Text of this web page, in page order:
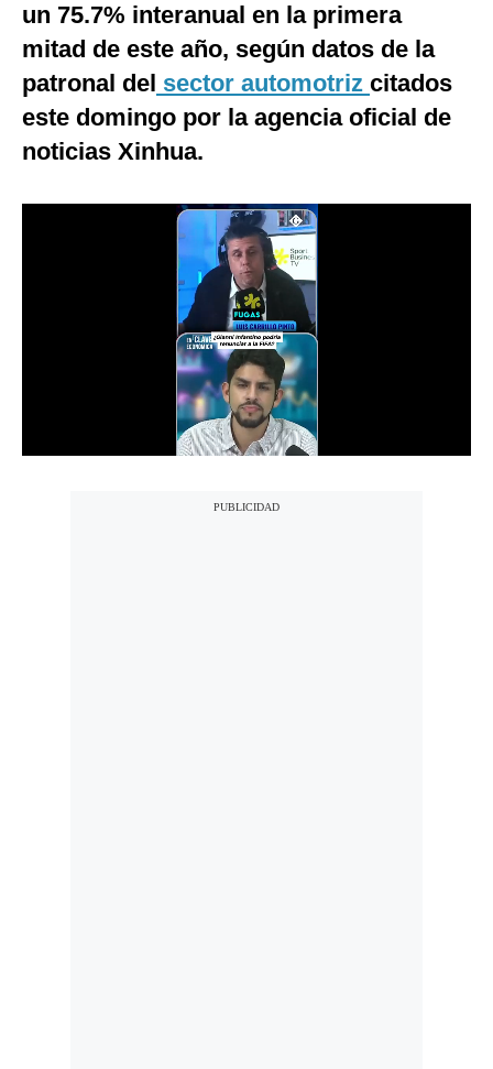
Internacional
Tecnología
Club del Suscriptor
Mix
G de Gestión
un 75.7% interanual en la primera
mitad de este año, según datos de la
patronal del sector automotriz citados
este domingo por la agencia oficial de
noticias Xinhua.